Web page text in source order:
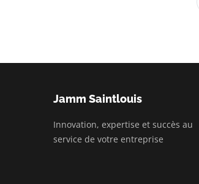
Jamm Saintlouis
Innovation, expertise et succès au
service de votre entreprise